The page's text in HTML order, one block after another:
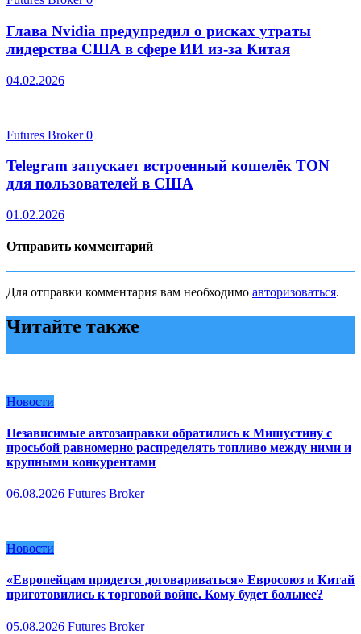
Глава Nvidia предупредил о рисках утраты
лидерства США в сфере ИИ из-за Китая
04.02.2026
Futures Broker0
Telegram запускает встроенный кошелёк TON
для пользователей в США
01.02.2026
Отправить комментарий
Для отправки комментария вам необходимо авторизоваться.
Читайте также
Новости
Независимые автозаправки обратились к Мишустину с
просьбой равномерно распределять топливо между ними и
крупными конкурентами
06.08.2026 Futures Broker
Новости
«Европейцам придется договариваться» Евросоюз и Китай
приготовились к торговой войне. Кому будет больнее?
05.08.2026 Futures Broker